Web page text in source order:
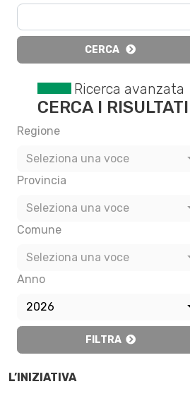
CERCA
Ricerca avanzata
CERCA I RISULTATI
Regione
Seleziona una voce
Provincia
Seleziona una voce
Comune
Seleziona una voce
Anno
2026
FILTRA
L’INIZIATIVA